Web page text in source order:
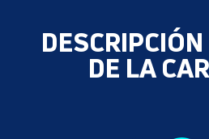
DE LA